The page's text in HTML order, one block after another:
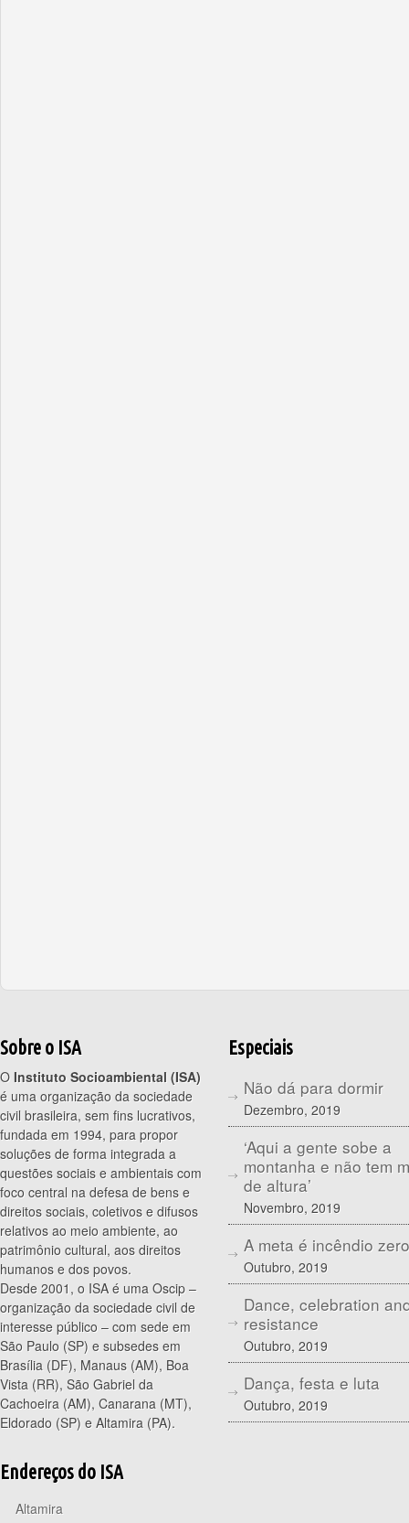
Sobre o ISA
O Instituto Socioambiental (ISA)
é uma organização da sociedade
civil brasileira, sem fins lucrativos,
fundada em 1994, para propor
soluções de forma integrada a
questões sociais e ambientais com
foco central na defesa de bens e
direitos sociais, coletivos e difusos
relativos ao meio ambiente, ao
patrimônio cultural, aos direitos
humanos e dos povos.
Desde 2001, o ISA é uma Oscip –
organização da sociedade civil de
interesse público – com sede em
São Paulo (SP) e subsedes em
Brasília (DF), Manaus (AM), Boa
Vista (RR), São Gabriel da
Cachoeira (AM), Canarana (MT),
Eldorado (SP) e Altamira (PA).
Endereços do ISA
Altamira
Especiais
Não dá para dormir
Dezembro, 2019
‘Aqui a gente sobe a
montanha e não tem
de altura’
Novembro, 2019
A meta é incêndio zero
Outubro, 2019
Dance, celebration
resistance
Outubro, 2019
Dança, festa e luta
Outubro, 2019